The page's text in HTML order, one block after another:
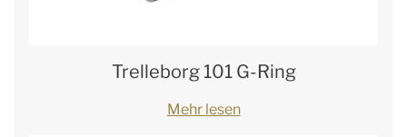
Trelleborg 101 G-Ring
Mehr lesen